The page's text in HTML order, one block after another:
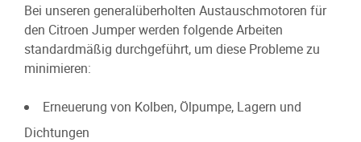
Bei unseren generalüberholten Austauschmotoren für
den Citroen Jumper werden folgende Arbeiten
standardmäßig durchgeführt, um diese Probleme zu
minimieren:
Erneuerung von Kolben, Ölpumpe, Lagern und
Dichtungen